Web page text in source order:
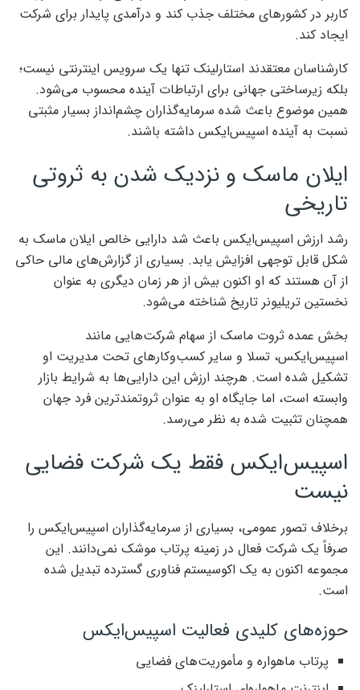
کاربر در کشورهای مختلف جذب کند و درآمدی پایدار برای شرکت
ایجاد کند.
کارشناسان معتقدند استارلینک تنها یک سرویس اینترنتی نیست؛
بلکه زیرساختی جهانی برای ارتباطات آینده محسوب می‌شود.
همین موضوع باعث شده سرمایه‌گذاران چشم‌انداز بسیار مثبتی
نسبت به آینده اسپیس‌ایکس داشته باشند.
ایلان ماسک و نزدیک شدن به ثروتی
تاریخی
رشد ارزش اسپیس‌ایکس باعث شد دارایی خالص ایلان ماسک به
شکل قابل توجهی افزایش یابد. بسیاری از گزارش‌های مالی حاکی
از آن هستند که او اکنون بیش از هر زمان دیگری به عنوان
نخستین تریلیونر تاریخ شناخته می‌شود.
بخش عمده ثروت ماسک از سهام شرکت‌هایی مانند
اسپیس‌ایکس، تسلا و سایر کسب‌وکارهای تحت مدیریت او
تشکیل شده است. هرچند ارزش این دارایی‌ها به شرایط بازار
وابسته است، اما جایگاه او به عنوان ثروتمندترین فرد جهان
همچنان تثبیت شده به نظر می‌رسد.
اسپیس‌ایکس فقط یک شرکت فضایی
نیست
برخلاف تصور عمومی، بسیاری از سرمایه‌گذاران اسپیس‌ایکس را
صرفاً یک شرکت فعال در زمینه پرتاب موشک نمی‌دانند. این
مجموعه اکنون به یک اکوسیستم فناوری گسترده تبدیل شده
است.
حوزه‌های کلیدی فعالیت اسپیس‌ایکس
پرتاب ماهواره و مأموریت‌های فضایی